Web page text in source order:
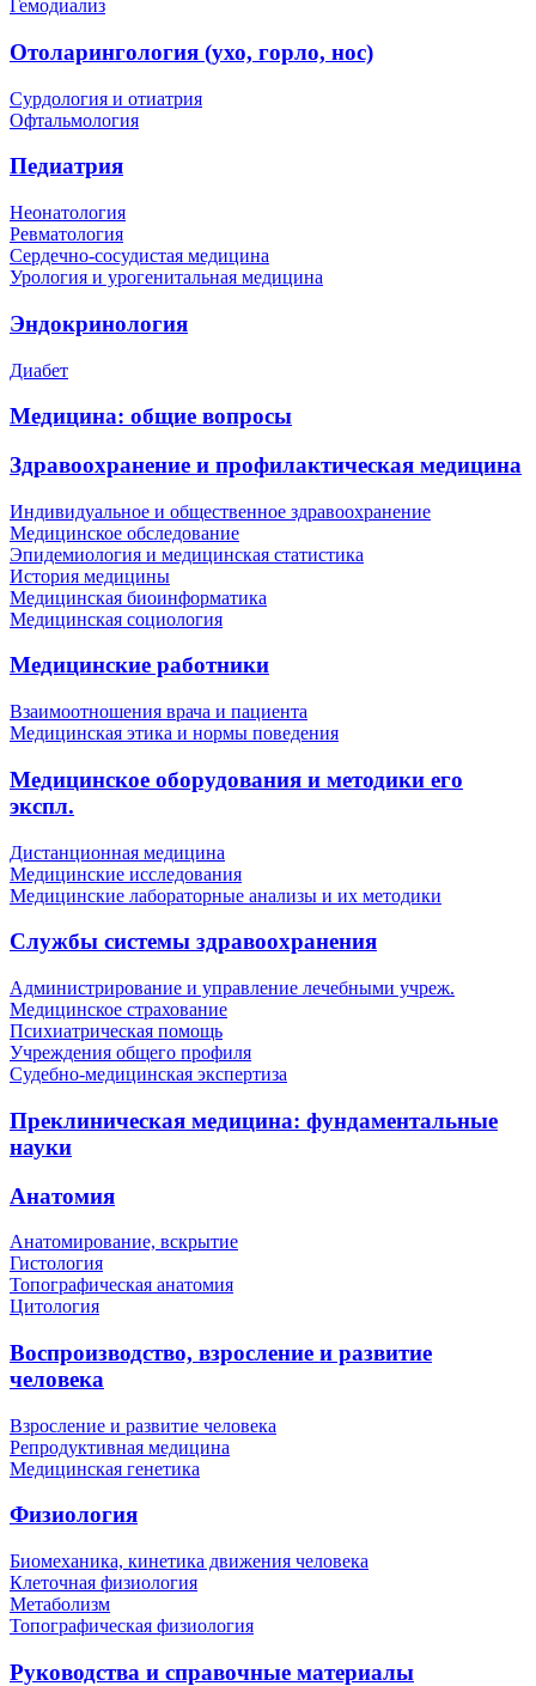
Гемодиализ
Отоларингология (ухо, горло, нос)
Сурдология и отиатрия
Офтальмология
Педиатрия
Неонатология
Ревматология
Сердечно-сосудистая медицина
Урология и урогенитальная медицина
Эндокринология
Диабет
Медицина: общие вопросы
Здравоохранение и профилактическая медицина
Индивидуальное и общественное здравоохранение
Медицинское обследование
Эпидемиология и медицинская статистика
История медицины
Медицинская биоинформатика
Медицинская социология
Медицинские работники
Взаимоотношения врача и пациента
Медицинская этика и нормы поведения
Медицинское оборудования и методики его
экспл.
Дистанционная медицина
Медицинские исследования
Медицинские лабораторные анализы и их методики
Службы системы здравоохранения
Администрирование и управление лечебными учреж.
Медицинское страхование
Психиатрическая помощь
Учреждения общего профиля
Судебно-медицинская экспертиза
Преклиническая медицина: фундаментальные
науки
Анатомия
Анатомирование, вскрытие
Гистология
Топографическая анатомия
Цитология
Воспроизводство, взросление и развитие
человека
Взросление и развитие человека
Репродуктивная медицина
Медицинская генетика
Физиология
Биомеханика, кинетика движения человека
Клеточная физиология
Метаболизм
Топографическая физиология
Руководства и справочные материалы